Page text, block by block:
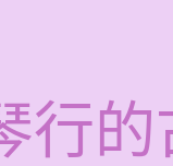
行